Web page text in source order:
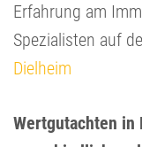
Erfahrung am
Spezialisten auf
Dielheim
Wertgutachten in